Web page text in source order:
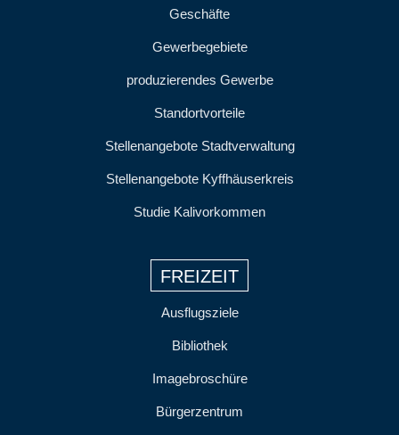
Geschäfte
Gewerbegebiete
produzierendes Gewerbe
Standortvorteile
Stellenangebote Stadtverwaltung
Stellenangebote Kyffhäuserkreis
Studie Kalivorkommen
FREIZEIT
Ausflugsziele
Bibliothek
Imagebroschüre
Bürgerzentrum